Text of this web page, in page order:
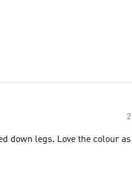
down legs. Love the colour